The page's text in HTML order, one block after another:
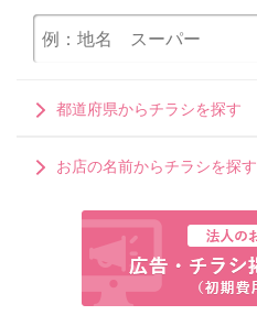
都道府県からチラシを探す
お店の名前からチラシを探す